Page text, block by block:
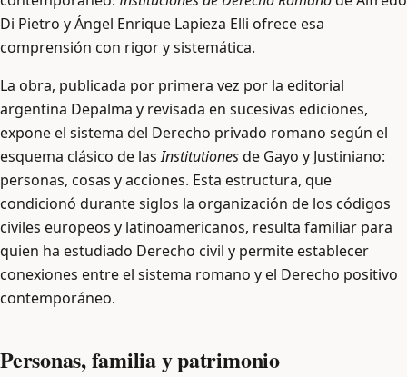
Di Pietro y Ángel Enrique Lapieza Elli ofrece esa
comprensión con rigor y sistemática.
La obra, publicada por primera vez por la editorial
argentina Depalma y revisada en sucesivas ediciones,
expone el sistema del Derecho privado romano según el
esquema clásico de lasInstitutionesde Gayo y Justiniano:
personas, cosas y acciones. Esta estructura, que
condicionó durante siglos la organización de los códigos
civiles europeos y latinoamericanos, resulta familiar para
quien ha estudiado Derecho civil y permite establecer
conexiones entre el sistema romano y el Derecho positivo
contemporáneo.
Personas, familia y patrimonio